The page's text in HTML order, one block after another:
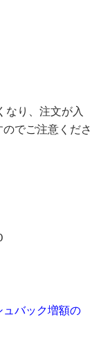
なり、注文が入
でご注意くださ
ュバック増額の